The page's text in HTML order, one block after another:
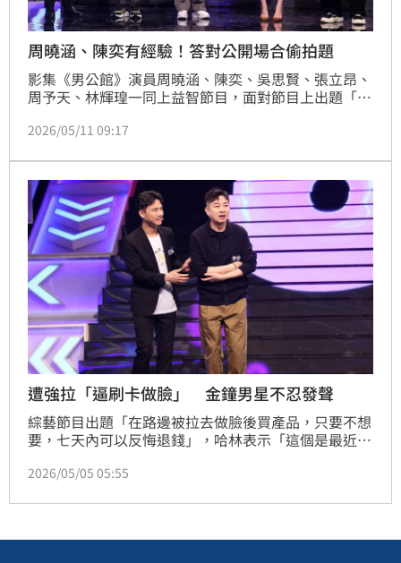
周曉涵、陳奕有經驗！答對公開場合偷拍題
影集《男公館》演員周曉涵、陳奕、吳思賢、張立昂、
周予天、林輝瑝一同上益智節目，面對節目上出題「演
「天下第一帥」的吳思賢答錯自嘲。
2026/05/11 09:17
遭強拉「逼刷卡做臉」 金鐘男星不忍發聲
綜藝節目出題「在路邊被拉去做臉後買產品，只要不想
要，七天內可以反悔退錢」，哈林表示「這個是最近很
內可以退，不行嗎？」金鐘主持人王伯源與BL男神演
前也遇過這種事」。
2026/05/05 05:55